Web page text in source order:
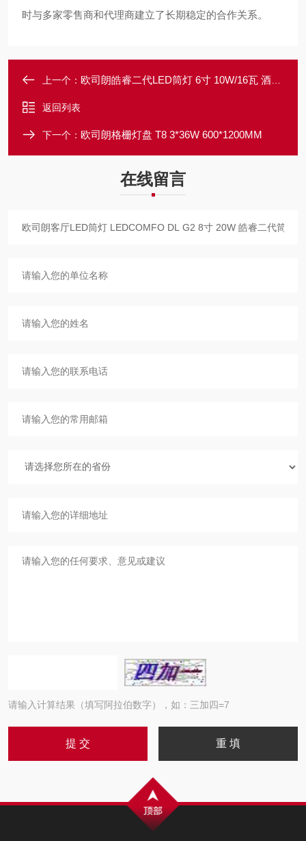
时与多家零售商和代理商建立了长期稳定的合作关系。
上一个： 欧司朗皓睿二代LED筒灯 6寸 10W/16瓦 酒店装饰筒灯
返回列表
下一个： 欧司朗格栅灯盘 T8 3*36W 600*1200MM
在线留言
请输入计算结果（填写阿拉伯数字），如：三加四=7